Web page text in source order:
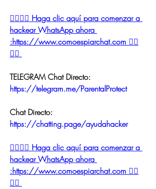
👉🏻👉🏻 Haga clic aquí para comenzar a
hackear WhatsApp ahora
:https://www.comoespiarchat.com 👈🏻
👈🏻
TELEGRAM Chat Directo:
https://telegram.me/ParentalProtect
Chat Directo:
https://chatting.page/ayudahacker
👉🏻👉🏻 Haga clic aquí para comenzar a
hackear WhatsApp ahora
:https://www.comoespiarchat.com 👈🏻
👈🏻